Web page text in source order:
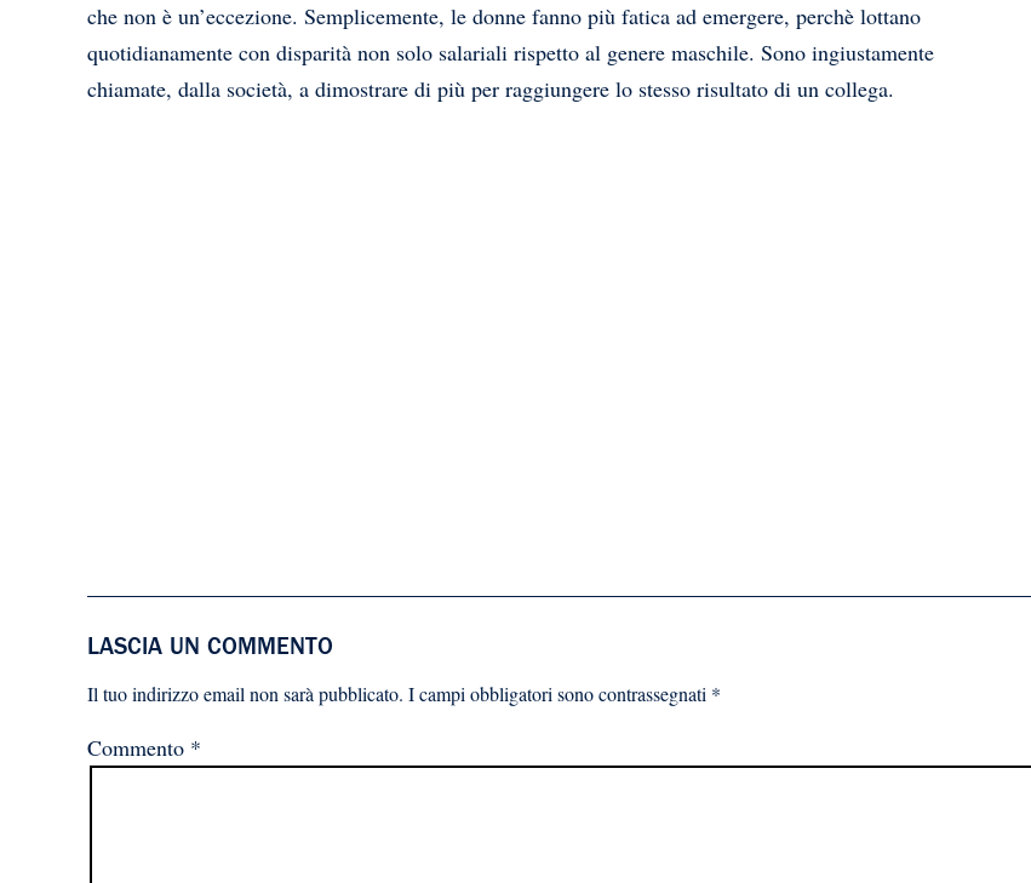
che non è un’eccezione. Semplicemente, le donne fanno più fatica ad emergere, perchè lottano
quotidianamente con disparità non solo salariali rispetto al genere maschile. Sono ingiustamente
chiamate, dalla società, a dimostrare di più per raggiungere lo stesso risultato di un collega.
LASCIA UN COMMENTO
Il tuo indirizzo email non sarà pubblicato. I campi obbligatori sono contrassegnati *
Commento *